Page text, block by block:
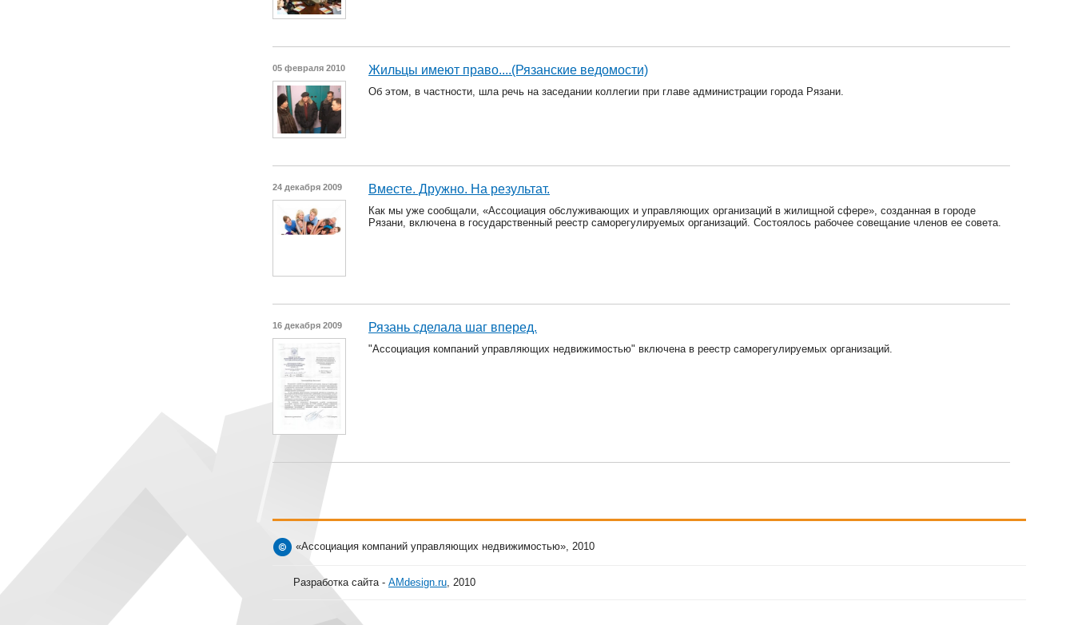
05 февраля 2010 Жильцы имеют право....(Рязанские ведомости)
Об этом, в частности, шла речь на заседании коллегии при главе администрации города Рязани.
24 декабря 2009 Вместе. Дружно. На результат.
Как мы уже сообщали, «Ассоциация обслуживающих и управляющих организаций в жилищной сфере», созданная в городе
Рязани, включена в государственный реестр саморегулируемых организаций. Состоялось рабочее совещание членов ее совета.
16 декабря 2009 Рязань сделала шаг вперед.
"Ассоциация компаний управляющих недвижимостью" включена в реестр саморегулируемых организаций.
«Ассоциация компаний управляющих недвижимостью», 2010
Разработка сайта - AMdesign.ru , 2010